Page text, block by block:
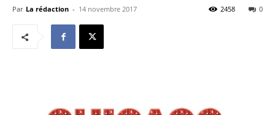
Par La rédaction - 14 novembre 2017 0
2458